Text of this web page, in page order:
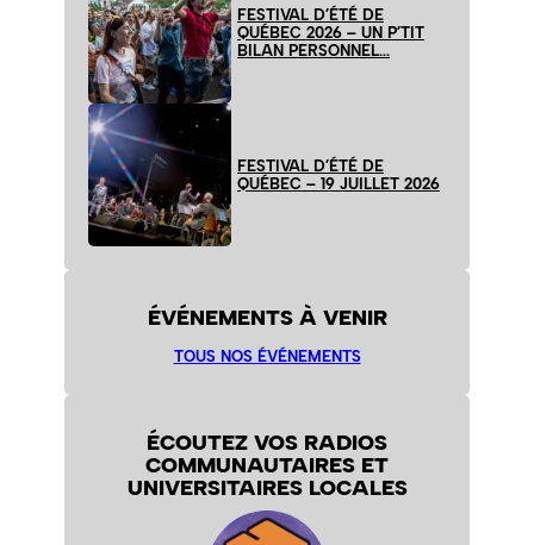
FESTIVAL D’ÉTÉ DE
QUÉBEC 2026 – UN P’TIT
BILAN PERSONNEL…
FESTIVAL D’ÉTÉ DE
QUÉBEC – 19 JUILLET 2026
ÉVÉNEMENTS À VENIR
TOUS NOS ÉVÉNEMENTS
ÉCOUTEZ VOS RADIOS
COMMUNAUTAIRES ET
UNIVERSITAIRES LOCALES